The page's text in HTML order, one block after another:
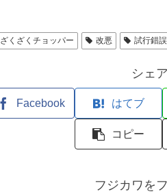
ざくざくチョッパー 改悪 試行錯誤
シェ
Facebook はてブ
コピー
フジカワを